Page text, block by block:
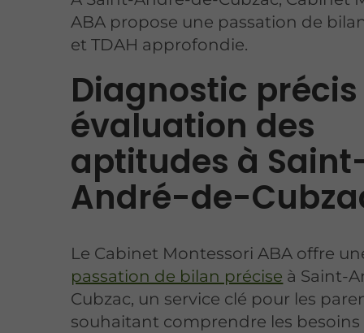
ABA propose une passation de
et TDAH approfondie.
Diagnostic
évaluation des
aptitudes à
André-de-
Le Cabinet Montessori ABA offre
passation de bilan précise à Saint-
Cubzac, un service clé pour les
souhaitant comprendre les besoins